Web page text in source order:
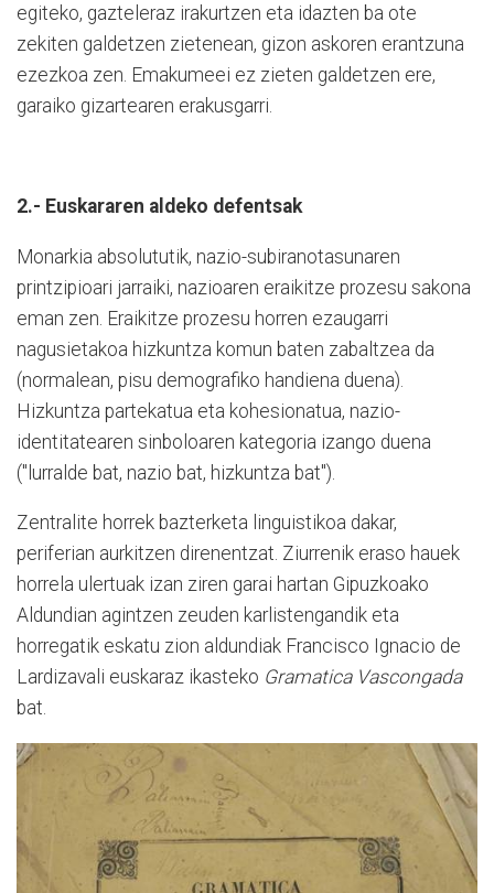
egiteko, gazteleraz irakurtzen eta idazten ba ote
zekiten galdetzen zietenean, gizon askoren erantzuna
ezezkoa zen. Emakumeei ez zieten galdetzen ere,
garaiko gizartearen erakusgarri.
2.- Euskararen aldeko defentsak
Monarkia absolututik, nazio-subiranotasunaren
printzipioari jarraiki, nazioaren eraikitze prozesu sakona
eman zen. Eraikitze prozesu horren ezaugarri
nagusietakoa hizkuntza komun baten zabaltzea da
(normalean, pisu demografiko handiena duena).
Hizkuntza partekatua eta kohesionatua, nazio-
identitatearen sinboloaren kategoria izango duena
("lurralde bat, nazio bat, hizkuntza bat").
Zentralite horrek bazterketa linguistikoa dakar,
periferian aurkitzen direnentzat. Ziurrenik eraso hauek
horrela ulertuak izan ziren garai hartan Gipuzkoako
Aldundian agintzen zeuden karlistengandik eta
horregatik eskatu zion aldundiak Francisco Ignacio de
Lardizavali euskaraz ikasteko Gramatica Vascongada
bat.